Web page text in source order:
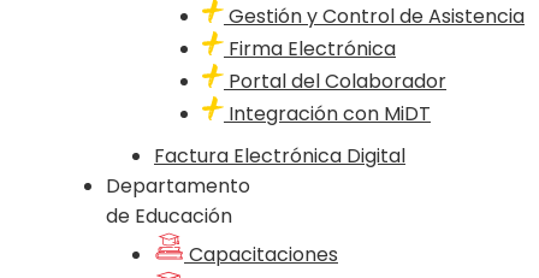
Gestión y Control de Asistencia
Firma Electrónica
Portal del Colaborador
Integración con MiDT
Factura Electrónica Digital
Departamento
de Educación
Capacitaciones